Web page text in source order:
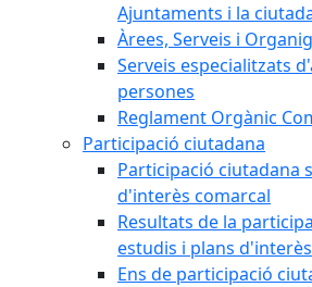
Ajuntaments i la
Àrees, Serveis i
Serveis especialitzats
persones
Reglament Orgànic
Participació ciutadana
Participació ciutadana
d'interès comarcal
Resultats de la
estudis i plans
Ens de participació